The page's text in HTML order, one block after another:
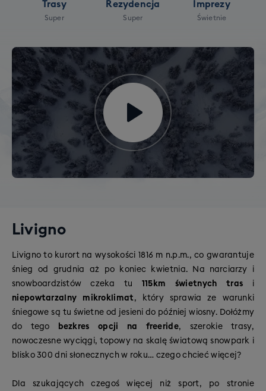
Trasy
Super
Rezydencja
Super
Imprezy
Świetnie
Livigno
Livigno to kurort na wysokości 1816 m n.p.m., co gwarantuje
śnieg od grudnia aż po koniec kwietnia.
Na narciarzy i
snowboardzistów czeka tu 115km świetnych tras i
niepowtarzalny mikroklimat, który sprawia ze warunki
śniegowe są tu świetne od jesieni do później wiosny. Dołóżmy
do tego
bezkres opcji na freeride, szerokie trasy,
nowoczesne wyciągi, topowy na skalę światową snowpark i
blisko 300 dni słonecznych w roku… czego chcieć więcej?
Dla szukających czegoś więcej niż sport, po stronie